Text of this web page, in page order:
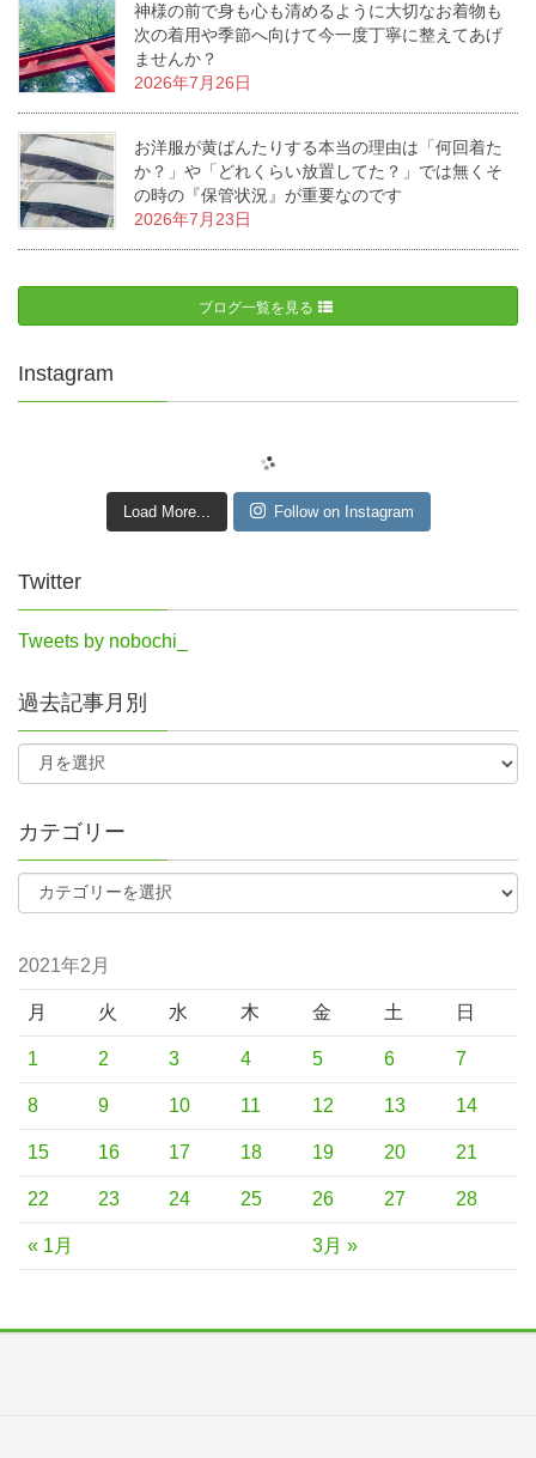
神様の前で身も心も清めるように大切なお着物も
次の着用や季節へ向けて今一度丁寧に整えてあげ
ませんか？
2026年7月26日
お洋服が黄ばんたりする本当の理由は「何回着た
か？」や「どれくらい放置してた？」では無くそ
の時の『保管状況』が重要なのです
2026年7月23日
ブログ一覧を見る
Instagram
Load More... Follow on Instagram
Twitter
Tweets by nobochi_
過去記事月別
カテゴリー
2021年2月
月 火 水 木 金 土 日
« 1月 3月 »
1 2 3 4 5 6 7
8 9 10 11 12 13 14
15 16 17 18 19 20 21
22 23 24 25 26 27 28